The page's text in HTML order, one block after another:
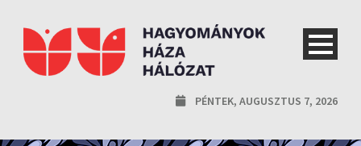
PÉNTEK, AUGUSZTUS 7, 2026